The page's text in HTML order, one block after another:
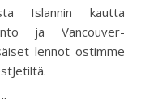
Islannin kautta
ja Vancouver-
lennot ostimme